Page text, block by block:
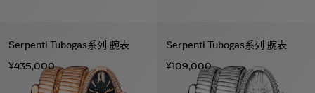
Serpenti Tubogas系列 腕表
¥435,000
Serpenti Tubogas系列 腕表
¥109,000